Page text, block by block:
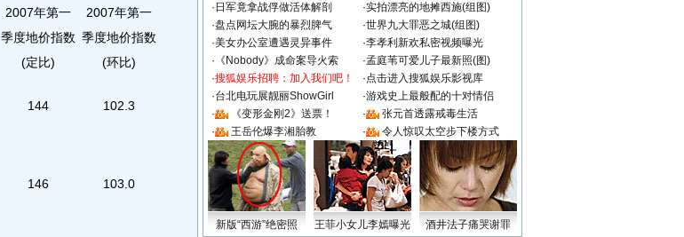
2007年第一
季度地价指数
(定比)
2007年第一
季度地价指数
(环比)
144 102.3
146 103.0
· 日军竟拿战俘做活体解剖 ·实拍漂亮的地摊西施(组图)
·盘点网坛大腕的暴烈脾气 ·世界九大罪恶之城(组图)
·美女办公室遭遇灵异事件 ·李孝利新欢私密视频曝光
· 《Nobody》成命案导火索 ·孟庭苇可爱儿子最新照(图)
·搜狐娱乐招聘：加入我们吧！ ·点击进入搜狐娱乐影视库
·台北电玩展靓丽ShowGirl ·游戏史上最般配的十对情侣
·
《变形金刚2》送票！ ·
张元首透露戒毒生活
·
王岳伦爆李湘胎教 · 令人惊叹太空步下楼方式
新版“西游”绝密照 王菲小女儿李嫣曝光 酒井法子痛哭谢罪